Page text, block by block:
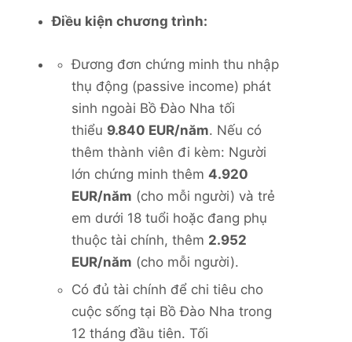
Điều kiện chương trình:
Đương đơn chứng minh thu nhập
thụ động (passive income) phát
sinh ngoài Bồ Đào Nha tối
thiểu 9.840 EUR/năm. Nếu có
thêm thành viên đi kèm: Người
lớn chứng minh thêm 4.920
EUR/năm (cho mỗi người) và trẻ
em dưới 18 tuổi hoặc đang phụ
thuộc tài chính, thêm 2.952
EUR/năm (cho mỗi người).
Có đủ tài chính để chi tiêu cho
cuộc sống tại Bồ Đào Nha trong
12 tháng đầu tiên. Tối